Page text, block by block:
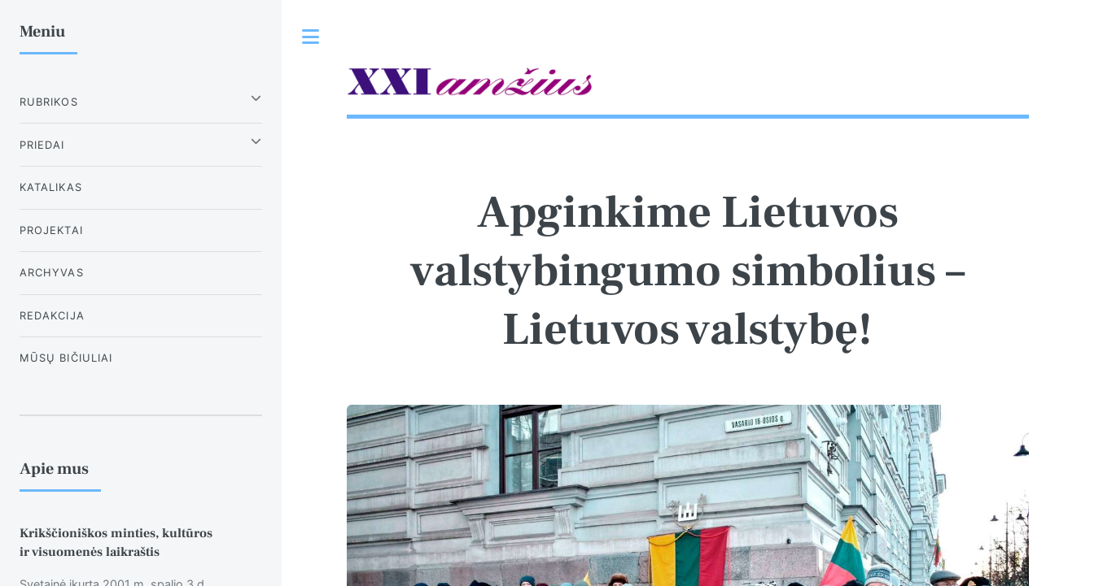
Apginkime Lietuvos
valstybingumo simbolius –
Lietuvos valstybę!
Meniu
RUBRIKOS
PRIEDAI
KATALIKAS
PROJEKTAI
ARCHYVAS
REDAKCIJA
MŪSŲ BIČIULIAI
Apie mus
Krikščioniškos minties, kultūros
ir visuomenės laikraštis